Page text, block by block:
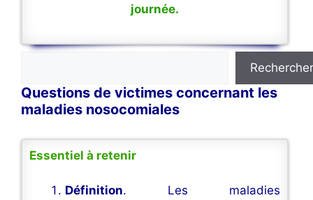
journée.
Rechercher
Questions de victimes concernant les
maladies nosocomiales
Essentiel à retenir
Définition. Les maladies